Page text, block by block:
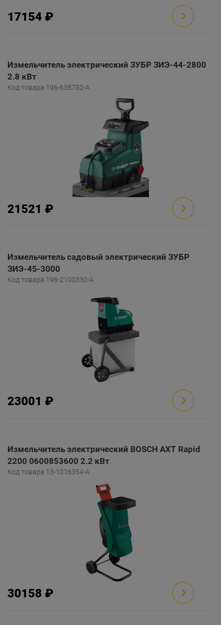
17154 ₽
Измельчитель электрический ЗУБР ЗИЭ-44-2800
2.8 кВт
Код товара 196-638750-A
21521 ₽
Измельчитель садовый электрический ЗУБР
ЗИЭ-45-3000
Код товара 196-2100330-A
23001 ₽
Измельчитель электрический BOSCH AXT Rapid
2200 0600853600 2.2 кВт
Код товара 13-1016354-A
30158 ₽